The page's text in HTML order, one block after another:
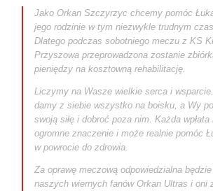
Jako Orkan Szczyrzyc chcemy pomóc
jego rodzinie w tym niezwykle trudnym
Dlatego podczas sobotniego meczu z KS
Przyszowa przeprowadzona zostanie
pieniędzy na kosztowną rehabilitację.
Liczymy na Wasze wielkie serca i
damy z siebie wszystko na boisku, a Wy
swoją siłę i dobroć poza nim. Każda wpłata
ogromne znaczenie i może realnie pomóc
w powrocie do zdrowia.
Za oprawę meczową odpowiedzialna
naszych wiernych fanów Orkan Ultras i oni